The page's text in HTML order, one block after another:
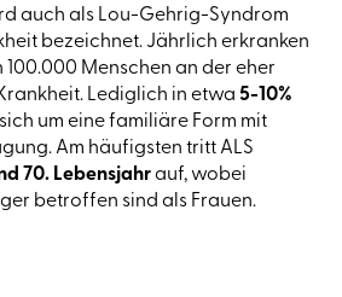
auch als Lou-Gehrig-Syndrom
bezeichnet. Jährlich erkranken
Menschen an der eher
Lediglich in etwa 5-10%
um eine familiäre Form mit
Am häufigsten tritt ALS
70. Lebensjahrauf, wobei
betroffen sind als Frauen.